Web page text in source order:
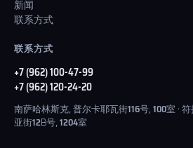
新闻
联系方式
联系方式
+7 (962) 100-47-99
+7 (962) 120-24-20
南萨哈林斯克, 普尔卡耶瓦街116号, 100室 ·
亚街12B号, 1204室